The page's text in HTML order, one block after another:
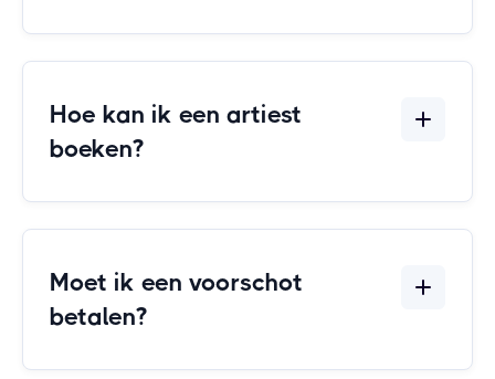
Hoe kan ik een artiest
boeken?
Moet ik een voorschot
betalen?